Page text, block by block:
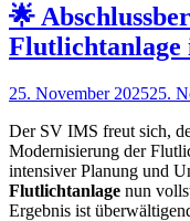
🌟
25. November 202525.
Der SV IMS freut sich,
Modernisierung der
intensiver Planung und
Flutlichtanlage nun
Ergebnis ist